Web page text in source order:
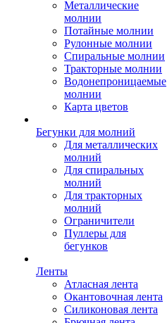
Металлические
молнии
Потайные молнии
Рулонные молнии
Спиральные молнии
Тракторные молнии
Водонепроницаемые
молнии
Карта цветов
Бегунки для молний
Для металлических
молний
Для спиральных
молний
Для тракторных
молний
Ограничители
Пуллеры для
бегунков
Ленты
Атласная лента
Окантовочная лента
Силиконовая лента